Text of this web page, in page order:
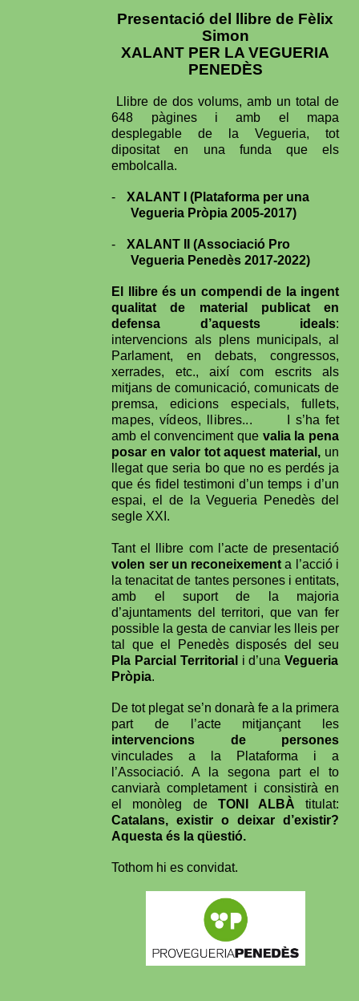
Presentació del llibre de Fèlix
Simon
XALANT PER LA VEGUERIA
PENEDÈS
Llibre de dos volums, amb un total de
648 pàgines i amb el mapa
desplegable de la Vegueria, tot
dipositat en una funda que els
embolcalla.
-
XALANT I (Plataforma per una
Vegueria Pròpia 2005-2017)
-
XALANT II (Associació Pro
Vegueria Penedès 2017-2022)
El llibre és un compendi de la ingent
qualitat de material publicat en
defensa d’aquests ideals:
intervencions als plens municipals, al
Parlament, en debats, congressos,
xerrades, etc., així com escrits als
mitjans de comunicació,comunicats de
premsa, edicions especials, fullets,
mapes, vídeos, llibres...
s’ha fet
amb el convenciment que valia la pena
posar en valor tot aquest material, un
llegat que seria bo que no es perdés ja
que és fidel testimoni d’un temps i d’un
espai, el de la Vegueria Penedès del
segle XXI.
Tant el llibre com l’acte de presentació
volen ser un reconeixement a l’acció i
la tenacitat de tantes persones i entitats,
amb el suport de la majoria
d’ajuntaments del territori, que van fer
possible la gesta de canviar les lleis per
tal que el Penedès disposés del seu
Pla Parcial Territorial i d’una Vegueria
Pròpia.
De tot plegat se’n donarà fe a la primera
part de l’acte mitjançant les
intervencions de persones
vinculades a la Plataforma i a
l’Associació. A la segona part el to
canviarà completament i consistirà en
el monòleg de TONI ALBÀ titulat:
Catalans, existir o deixar d’existir?
Aquesta és la qüestió.
Tothom hi es convidat.